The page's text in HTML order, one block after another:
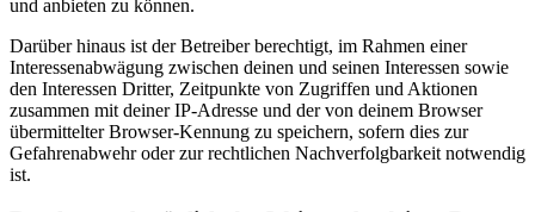
und anbieten zu können.
Darüber hinaus ist der Betreiber berechtigt, im Rahmen einer
Interessenabwägung zwischen deinen und seinen Interessen sowie
den Interessen Dritter, Zeitpunkte von Zugriffen und Aktionen
zusammen mit deiner IP-Adresse und der von deinem Browser
übermittelter Browser-Kennung zu speichern, sofern dies zur
Gefahrenabwehr oder zur rechtlichen Nachverfolgbarkeit notwendig
ist.